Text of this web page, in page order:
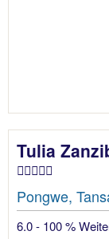
Tulia
Pongwe,
6.0 - 100 %